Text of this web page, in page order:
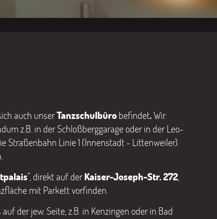
auch unserTanzschulbürobefindet.Wir
z.B. in der Schloßberggarage oder in der Leo-
Straßenbahn Linie 1 (Innenstadt - Littenweiler).
", direkt auf derKaiser-Joseph-Str. 272,
mit Parkett vorfinden.
der jew. Seite, z.B. in Kenzingen oder in Bad